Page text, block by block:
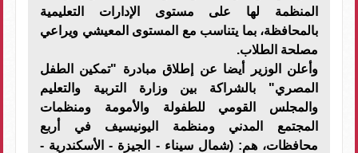
المنظمة لها على مستوى الإدارات التعليمية
بالمحافظة، بما يتناسب مع المستوى المعيشي ويراعي
مصلحة الطلاب.
وأعلن الوزير أيضا عن إطلاق مبادرة "تمكين الطفل
المصري" بالشراكة بين وزارة التربية والتعليم
والمجلس القومي للطفولة والأمومة ومنظمات
المجتمع المدني ومنظمة اليونيسيف في أربع
محافظات، هم: (شمال سيناء - الجيزة - الأسكندرية -